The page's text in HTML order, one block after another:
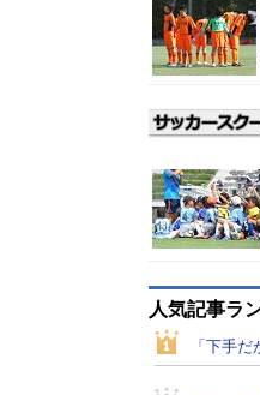
人気記事ラ
「下手